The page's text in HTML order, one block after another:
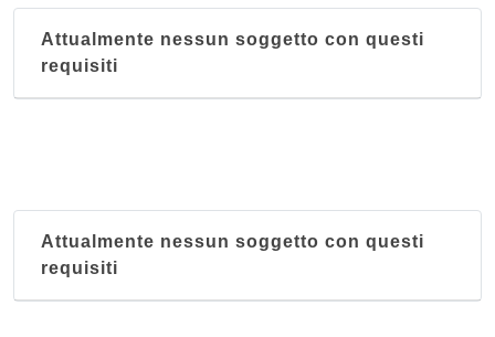
Attualmente nessun soggetto con questi
requisiti
Attualmente nessun soggetto con questi
requisiti